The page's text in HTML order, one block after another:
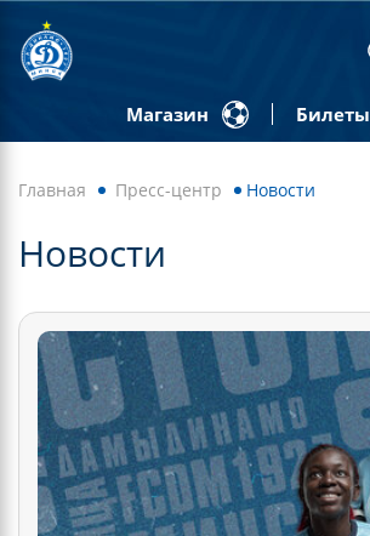
Магазин Билеты
Главная Пресс-центр Новости
Новости